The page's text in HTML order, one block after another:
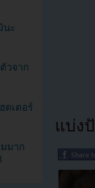
แบ่ง
นะ
วจาก
ดเตอร์
มาก